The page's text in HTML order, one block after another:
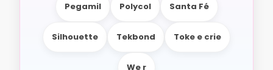
Pegamil Polycol Santa Fé
Silhouette Tekbond Toke e crie
We r